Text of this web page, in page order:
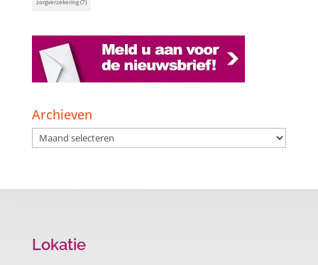
zorgverzekering(7)
Archieven
Archieven
Lokatie